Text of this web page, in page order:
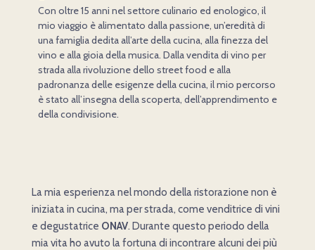
Con oltre 15 anni nel settore culinario ed enologico, il
mio viaggio è alimentato dalla passione, un’eredità di
una famiglia dedita all’arte della cucina, alla finezza del
vino e alla gioia della musica. Dalla vendita di vino per
strada alla rivoluzione dello street food e alla
padronanza delle esigenze della cucina, il mio percorso
è stato all’insegna della scoperta, dell’apprendimento e
della condivisione.
La mia esperienza nel mondo della ristorazione non è
iniziata in cucina, ma per strada, come venditrice di vini
e degustatrice ONAV. Durante questo periodo della
mia vita ho avuto la fortuna di incontrare alcuni dei più